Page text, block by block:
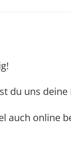
du uns
auch online